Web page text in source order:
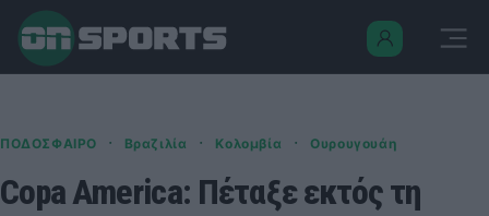
ΠΟΔΟΣΦΑΙΡΟ · Βραζιλία · Κολομβία · Ουρουγουάη
Copa America: Πέταξε εκτός τη